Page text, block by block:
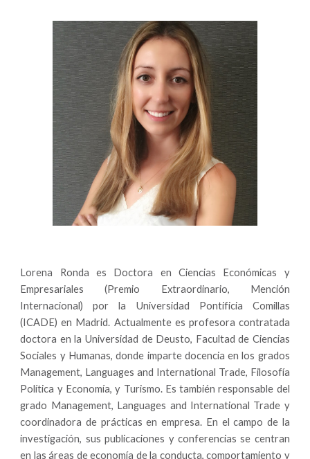
Lorena Ronda es Doctora en Ciencias Económicas y
Empresariales (Premio Extraordinario, Mención
Internacional) por la Universidad Pontificia Comillas
(ICADE) en Madrid. Actualmente es profesora contratada
doctora en la Universidad de Deusto, Facultad de Ciencias
Sociales y Humanas, donde imparte docencia en los grados
Management, Languages and International Trade, Filosofía
Política y Economía, y Turismo. Es también responsable del
grado Management, Languages and International Trade y
coordinadora de prácticas en empresa. En el campo de la
investigación, sus publicaciones y conferencias se centran
en las áreas de economía de la conducta, comportamiento y